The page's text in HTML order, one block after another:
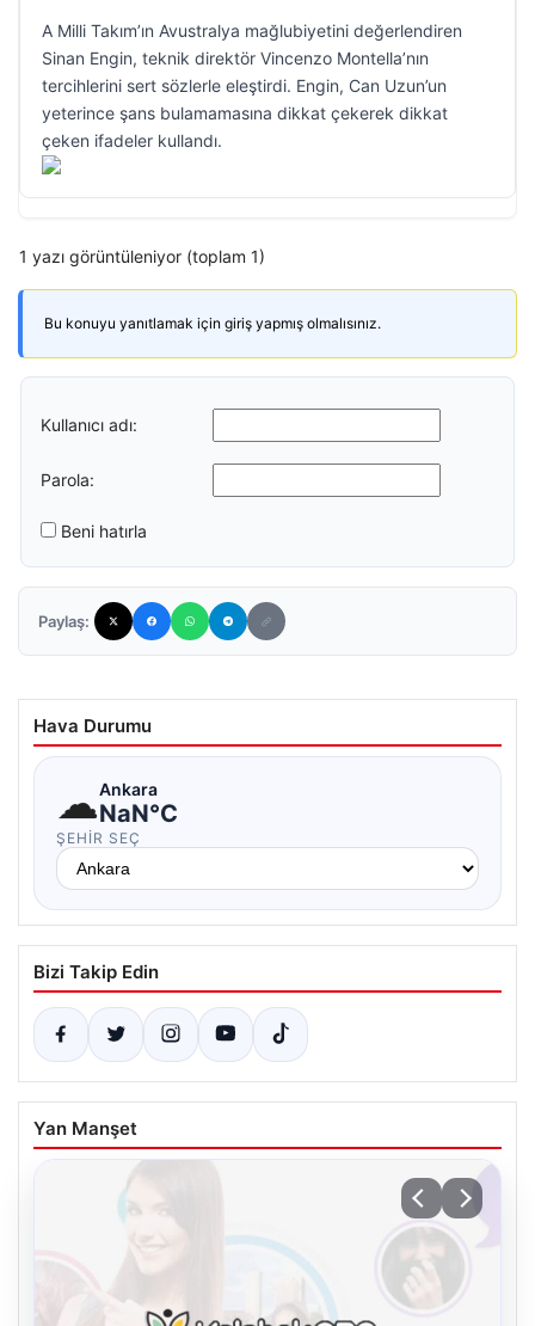
A Milli Takım’ın Avustralya mağlubiyetini değerlendiren
Sinan Engin, teknik direktör Vincenzo Montella’nın
tercihlerini sert sözlerle eleştirdi. Engin, Can Uzun’un
yeterince şans bulamamasına dikkat çekerek dikkat
çeken ifadeler kullandı.
1 yazı görüntüleniyor (toplam 1)
Bu konuyu yanıtlamak için giriş yapmış olmalısınız.
Kullanıcı adı:
Parola:
Beni hatırla
Paylaş:
Hava Durumu
☁Ankara
NaN°C
ŞEHIR SEÇ
Bizi Takip Edin
Yan Manşet